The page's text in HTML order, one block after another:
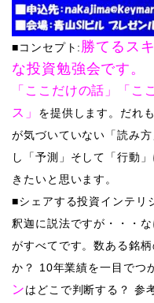
■コンセプト: 勝てるス
な投資勉強会です。
​「 ここだけの話」​ 「こ
ス」
を提供します。 だれ
が気づいていない「読み
し「予測」そして「行動
きたいと思います。
■シェアする投資インテリ
釈迦に説法ですが・・・ な
がすべてです。数ある銘柄
か？ 10年業績を一目でつ
ンはどこで判断する？ 参